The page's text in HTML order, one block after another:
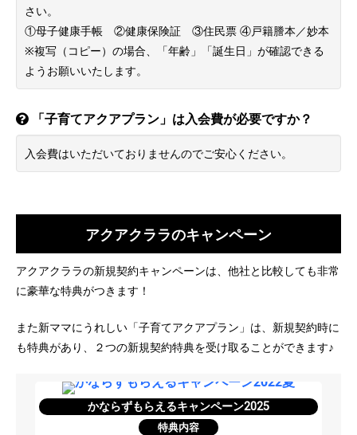
さい。
①母子健康手帳 ②健康保険証 ③住民票 ④戸籍謄本／妙本
※複写（コピー）の場合、「年齢」「誕生日」が確認できる
ようお願いいたします。
「子育てアクアプラン」は入会費が必要ですか？
入会費はいただいておりませんのでご安心ください。
アクアクララのキャンペーン
アクアクララの新規契約キャンペーンは、他社と比較しても非常
に豪華な特典がつきます！
また新ママにうれしい「子育てアクアプラン」は、新規契約時に
も特典があり、２つの新規契約特典を受け取ることができます♪
かならずもらえるキャンペーン2025
特典内容